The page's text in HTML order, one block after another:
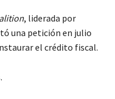
, liderada por
una petición en julio
el crédito fiscal.